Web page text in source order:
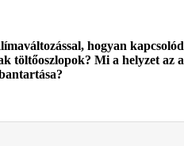
hogyan
töltőoszlopok? Mi a helyzet az